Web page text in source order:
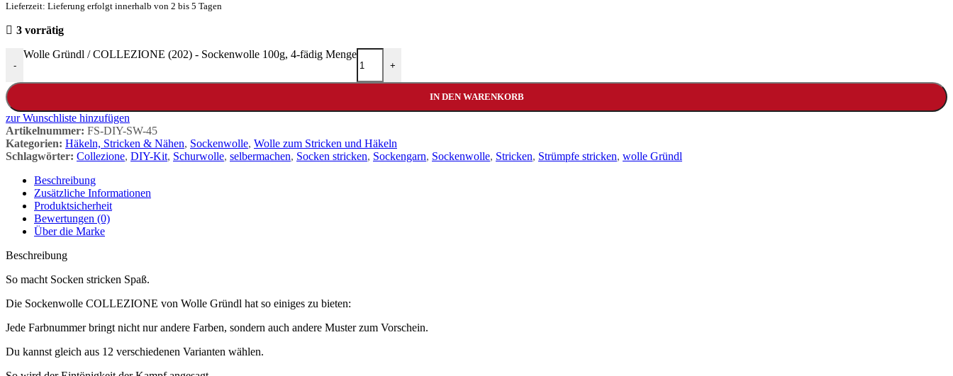
Lieferzeit: Lieferung erfolgt innerhalb von 2 bis 5 Tagen
3 vorrätig
-
Wolle Gründl / COLLEZIONE (202) - Sockenwolle 100g, 4-fädig Menge
+
IN DEN WARENKORB
zur Wunschliste hinzufügen
Artikelnummer: FS-DIY-SW-45
Kategorien: Häkeln, Stricken & Nähen, Sockenwolle, Wolle zum Stricken und Häkeln
Schlagwörter: Collezione, DIY-Kit, Schurwolle, selbermachen, Socken stricken, Sockengarn, Sockenwolle, Stricken, Strümpfe stricken, wolle Gründl
Beschreibung
Zusätzliche Informationen
Produktsicherheit
Bewertungen (0)
Über die Marke
Beschreibung
So macht Socken stricken Spaß.
Die Sockenwolle COLLEZIONE von Wolle Gründl hat so einiges zu bieten:
Jede Farbnummer bringt nicht nur andere Farben, sondern auch andere Muster zum Vorschein.
Du kannst gleich aus 12 verschiedenen Varianten wählen.